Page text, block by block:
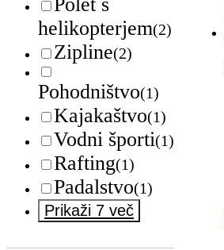
helikopterjem(2)
Zipline(2)
Pohodništvo(1)
Kajakaštvo(1)
Vodni športi(1)
Rafting(1)
Padalstvo(1)
Prikaži 7 več